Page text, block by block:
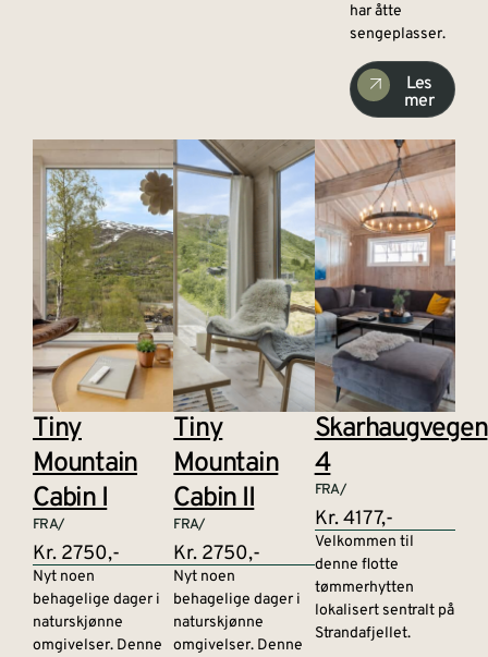
har åtte
sengeplasser.
Les
mer
Tiny
Mountain
Cabin I
FRA/
Kr. 2750,-
Nyt noen
behagelige dager i
naturskjønne
omgivelser. Denne
Tiny
Mountain
Cabin II
FRA/
Kr. 2750,-
Nyt noen
behagelige dager i
naturskjønne
omgivelser. Denne
Skarhaugvegen
4
FRA/
Kr. 4177,-
Velkommen til
denne flotte
tømmerhytten
lokalisert sentralt på
Strandafjellet.